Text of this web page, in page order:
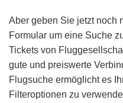
Aber geben Sie jetzt noch
Formular um eine Suche
Tickets von
gute und preiswerte
Flugsuche ermöglicht es
Filteroptionen zu